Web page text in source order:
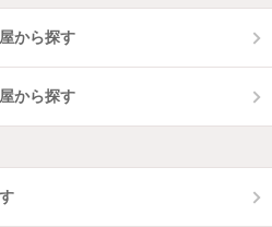
から探す
から探す